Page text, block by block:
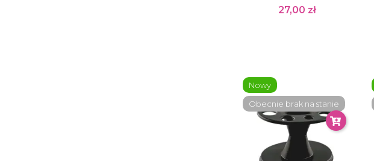
27,00 zł
Nowy
Obecnie brak na stanie